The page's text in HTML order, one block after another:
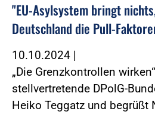
"EU-Asylsystem bringt
Deutschland die Pull-
10.10.2024 |
„Die Grenzkontrollen
stellvertretende DPolG-
Heiko Teggatz und begrüßt